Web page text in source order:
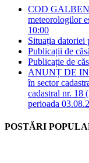
COD GALBEN
meteorologilor
10:00
Situația datoriei
Publicații de
Publicație de
ANUNȚ DE
în sector
cadastral nr. 18
perioada
POSTĂRI